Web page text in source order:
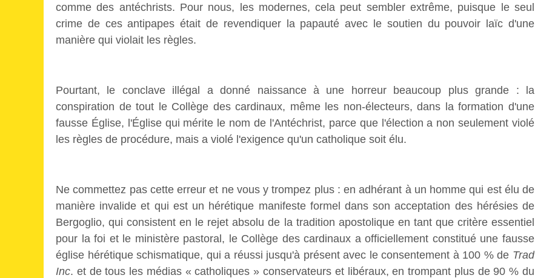
comme des antéchrists. Pour nous, les modernes, cela peut sembler extrême, puisque le seul
crime de ces antipapes était de revendiquer la papauté avec le soutien du pouvoir laïc d'une
manière qui violait les règles.
Pourtant, le conclave illégal a donné naissance à une horreur beaucoup plus grande : la
conspiration de tout le Collège des cardinaux, même les non-électeurs, dans la formation d'une
fausse Église, l'Église qui mérite le nom de l'Antéchrist, parce que l'élection a non seulement violé
les règles de procédure, mais a violé l'exigence qu'un catholique soit élu.
Ne commettez pas cette erreur et ne vous y trompez plus : en adhérant à un homme qui est élu de
manière invalide et qui est un hérétique manifeste formel dans son acceptation des hérésies de
Bergoglio, qui consistent en le rejet absolu de la tradition apostolique en tant que critère essentiel
pour la foi et le ministère pastoral, le Collège des cardinaux a officiellement constitué une fausse
église hérétique schismatique, qui a réussi jusqu'à présent avec le consentement à 100 % de Trad
Inc. et de tous les médias « catholiques » conservateurs et libéraux, en trompant plus de 90 % du